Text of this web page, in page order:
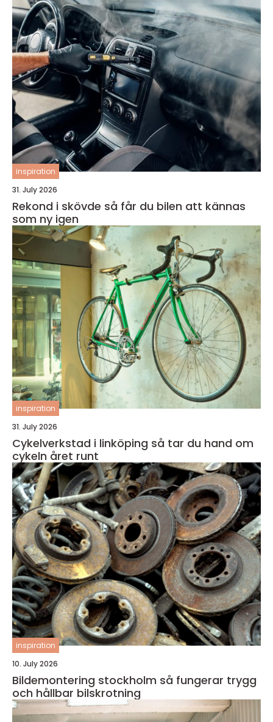
inspiration
31. July 2026
Rekond i skövde så får du bilen att kännas
som ny igen
inspiration
31. July 2026
Cykelverkstad i linköping så tar du hand om
cykeln året runt
inspiration
10. July 2026
Bildemontering stockholm så fungerar trygg
och hållbar bilskrotning